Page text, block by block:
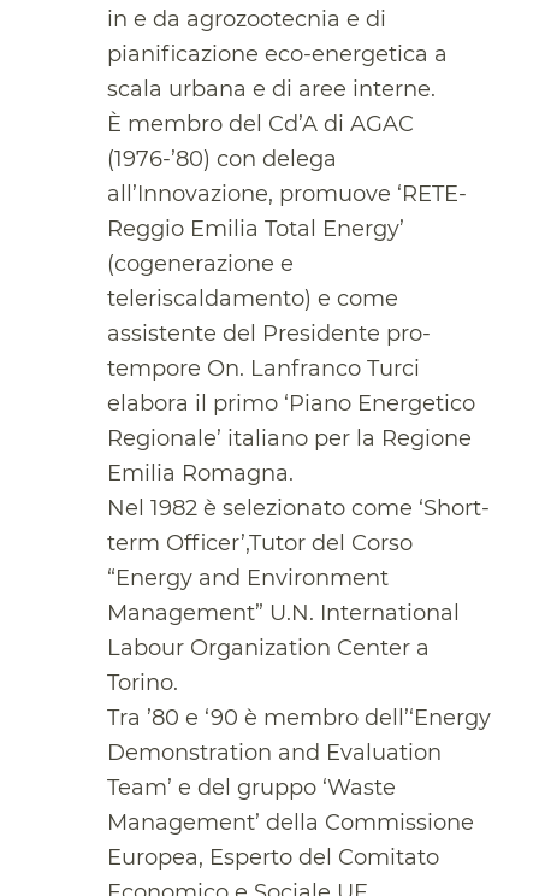
in e da agrozootecnia e di
pianificazione eco-energetica a
scala urbana e di aree interne.
È membro del Cd’A di AGAC
(1976-’80) con delega
all’Innovazione, promuove ‘RETE-
Reggio Emilia Total Energy’
(cogenerazione e
teleriscaldamento) e come
assistente del Presidente pro-
tempore On. Lanfranco Turci
elabora il primo ‘Piano Energetico
Regionale’ italiano per la Regione
Emilia Romagna.
Nel 1982 è selezionato come ‘Short-
term Officer’,Tutor del Corso
“Energy and Environment
Management” U.N. International
Labour Organization Center a
Torino.
Tra ’80 e ‘90 è membro dell’‘Energy
Demonstration and Evaluation
Team’ e del gruppo ‘Waste
Management’ della Commissione
Europea, Esperto del Comitato